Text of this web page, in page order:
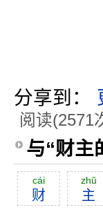
分享到：
阅读(2571
与“财主
cái
财
zhŭ
主